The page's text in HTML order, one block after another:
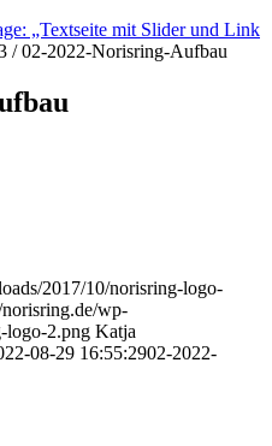
„Textseite mit Slider und Link
/ 02-2022-Norisring-Aufbau
2017/10/norisring-logo-
wp-
logo-2.png Katja
08-29 16:55:2902-2022-